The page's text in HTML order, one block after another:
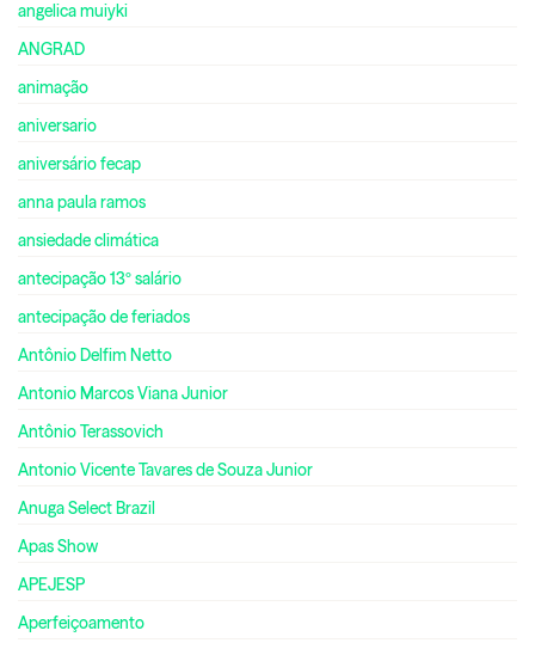
angelica muiyki
ANGRAD
animação
aniversario
aniversário fecap
anna paula ramos
ansiedade climática
antecipação 13º salário
antecipação de feriados
Antônio Delfim Netto
Antonio Marcos Viana Junior
Antônio Terassovich
Antonio Vicente Tavares de Souza Junior
Anuga Select Brazil
Apas Show
APEJESP
Aperfeiçoamento